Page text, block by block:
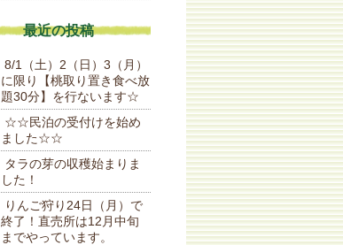
最近の投稿
8/1（土）2（日）3（月）
に限り【桃取り置き食べ放
題30分】を行ないます☆
☆☆民泊の受付けを始め
ました☆☆
タラの芽の収穫始まりま
した！
りんご狩り24日（月）で
終了！直売所は12月中旬
までやっています。